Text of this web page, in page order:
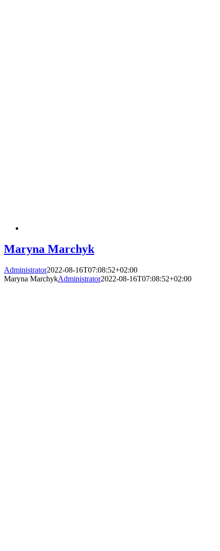
Maryna Marchyk
Administrator2022-08-16T07:08:52+02:00
Maryna MarchykAdministrator2022-08-16T07:08:52+02:00